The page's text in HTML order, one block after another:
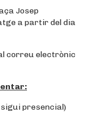
Josep
a partir del dia
correu electrònic
sigui presencial)